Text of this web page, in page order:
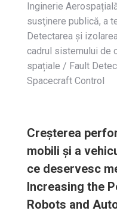
Inginerie
susţinere publică, a
Detectarea și
cadrul sistemului de
spațiale / Fault
Spacecraft Control
Creșterea
mobili și a
ce deservesc
Increasing the
Robots and